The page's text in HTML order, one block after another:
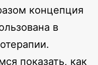
концепция
в
показать, как